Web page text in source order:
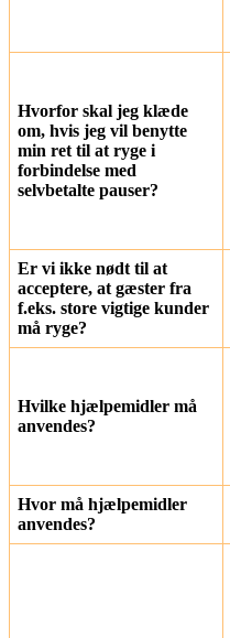
Hvorfor skal jeg klæde
om, hvis jeg vil benytte
min ret til at ryge i
forbindelse med
selvbetalte pauser?
Er vi ikke nødt til at
acceptere, at gæster fra
f.eks. store vigtige kunder
må ryge?
Hvilke hjælpemidler må
anvendes?
Hvor må hjælpemidler
anvendes?